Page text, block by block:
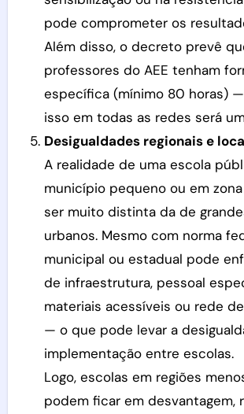
pode comprometer os
Além disso, o decreto prevê
professores do AEE tenham
específica (mínimo 80 horas)
isso em todas as redes será
Desigualdades regionais e
A realidade de uma escola
município pequeno ou em
ser muito distinta da de
urbanos. Mesmo com norma
municipal ou estadual pode
de infraestrutura, pessoal
materiais acessíveis ou rede
— o que pode levar a
implementação entre escolas.
Logo, escolas em regiões
podem ficar em desvantagem,